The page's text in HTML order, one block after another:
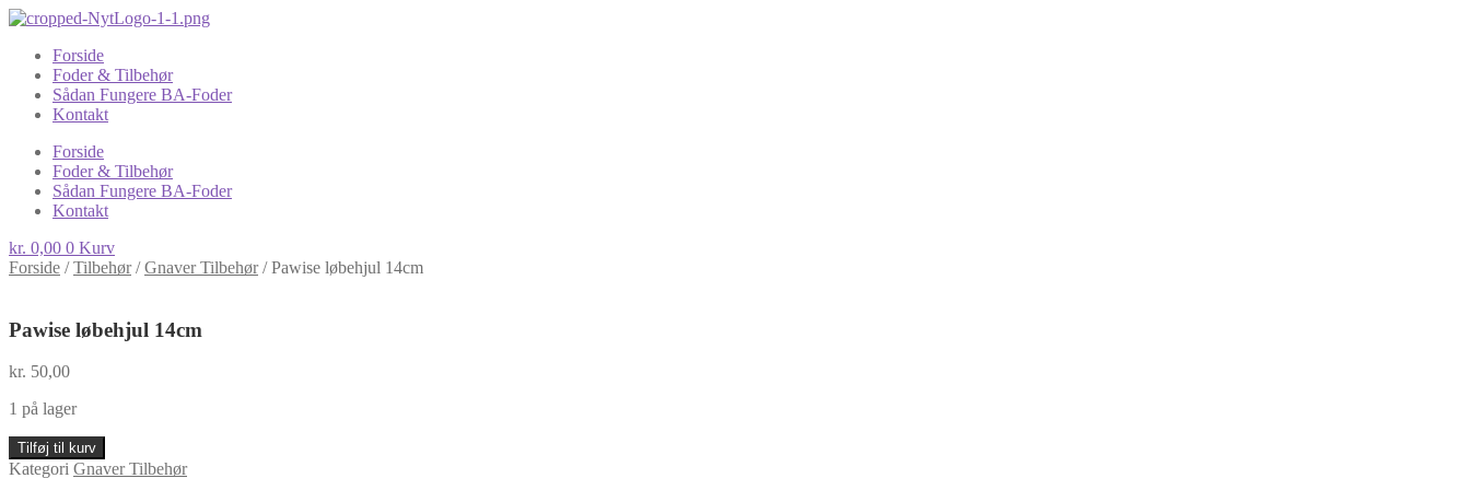
Forside
Foder & Tilbehør
Sådan Fungere BA-Foder
Kontakt
Forside
Foder & Tilbehør
Sådan Fungere BA-Foder
Kontakt
kr. 0,00 0 Kurv
Forside /Tilbehør/Gnaver Tilbehør/Pawise løbehjul 14cm
Pawise løbehjul 14cm
kr. 50,00
1 på lager
Pawise
løbehjul
14cm
Tilføj til kurv
Kategori Gnaver Tilbehør